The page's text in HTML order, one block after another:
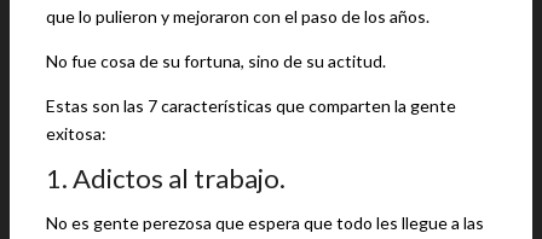
que lo pulieron y mejoraron con el paso de los años.
No fue cosa de su fortuna, sino de su actitud.
Estas son las 7 características que comparten la gente
exitosa:
1. Adictos al trabajo.
No es gente perezosa que espera que todo les llegue a las